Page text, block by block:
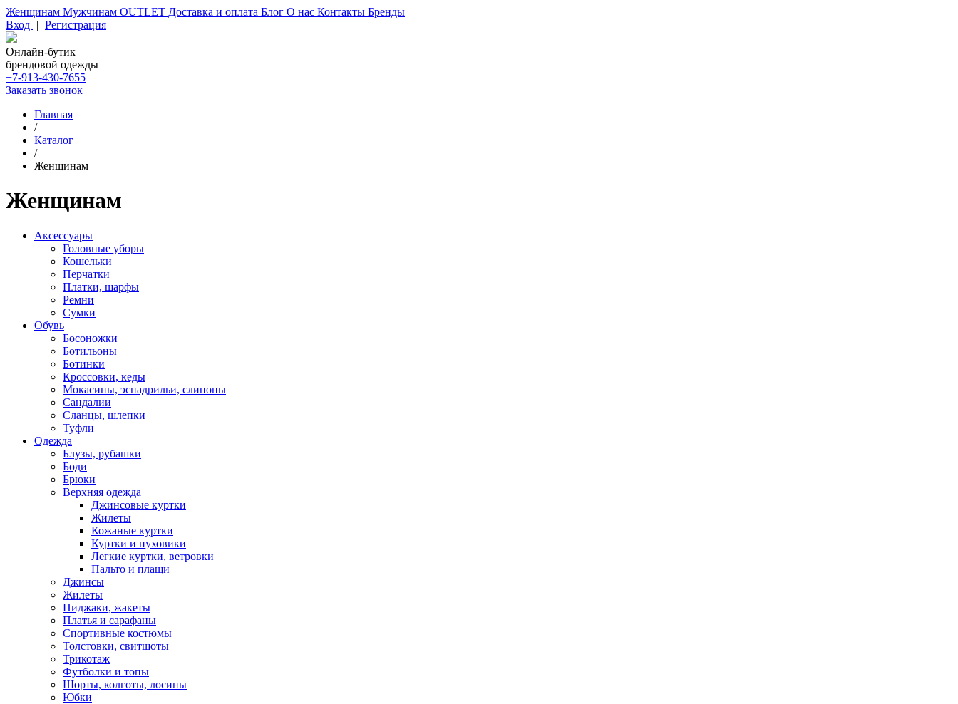
Женщинам Мужчинам OUTLET Доставка и оплата Блог О нас Контакты Бренды
Вход | Регистрация
Онлайн-бутик
брендовой одежды
+7-913-430-7655
Заказать звонок
Главная
/
Каталог
/
Женщинам
Женщинам
Аксессуары
Головные уборы
Кошельки
Перчатки
Платки, шарфы
Ремни
Сумки
Обувь
Босоножки
Ботильоны
Ботинки
Кроссовки, кеды
Мокасины, эспадрильи, слипоны
Сандалии
Сланцы, шлепки
Туфли
Одежда
Блузы, рубашки
Боди
Брюки
Верхняя одежда
Джинсовые куртки
Жилеты
Кожаные куртки
Куртки и пуховики
Легкие куртки, ветровки
Пальто и плащи
Джинсы
Жилеты
Пиджаки, жакеты
Платья и сарафаны
Спортивные костюмы
Толстовки, свитшоты
Трикотаж
Футболки и топы
Шорты, колготы, лосины
Юбки